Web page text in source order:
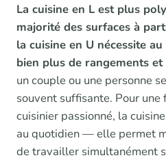
La cuisine en L est plus
majorité des surfaces à
la cuisine en U nécessite
bien plus de rangements
un couple ou une personne
souvent suffisante. Pour
cuisinier passionné, la
au quotidien — elle permet
de travailler simultanément